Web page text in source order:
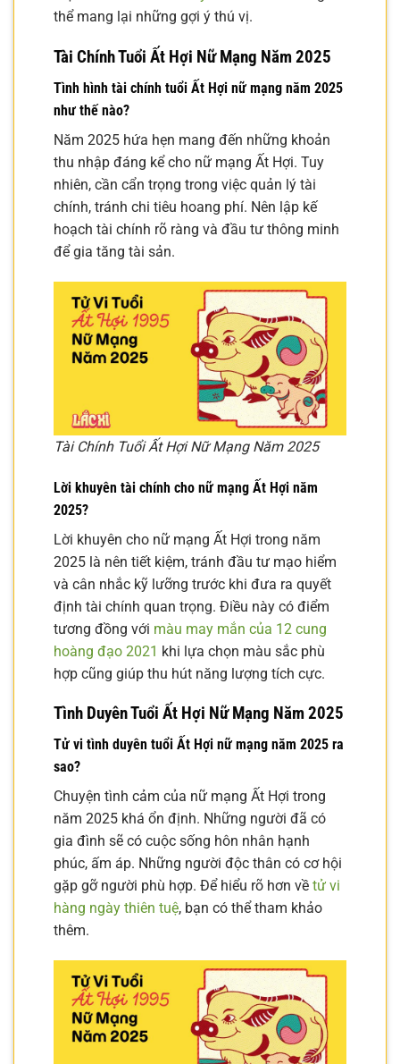
thể mang lại những gợi ý thú vị.
Tài Chính Tuổi Ất Hợi Nữ Mạng Năm 2025
Tình hình tài chính tuổi Ất Hợi nữ mạng năm 2025
như thế nào?
Năm 2025 hứa hẹn mang đến những khoản
thu nhập đáng kể cho nữ mạng Ất Hợi. Tuy
nhiên, cần cẩn trọng trong việc quản lý tài
chính, tránh chi tiêu hoang phí. Nên lập kế
hoạch tài chính rõ ràng và đầu tư thông minh
để gia tăng tài sản.
Tài Chính Tuổi Ất Hợi Nữ Mạng Năm 2025
Lời khuyên tài chính cho nữ mạng Ất Hợi năm
2025?
Lời khuyên cho nữ mạng Ất Hợi trong năm
2025 là nên tiết kiệm, tránh đầu tư mạo hiểm
và cân nhắc kỹ lưỡng trước khi đưa ra quyết
định tài chính quan trọng. Điều này có điểm
tương đồng với màu may mắn của 12 cung
hoàng đạo 2021 khi lựa chọn màu sắc phù
hợp cũng giúp thu hút năng lượng tích cực.
Tình Duyên Tuổi Ất Hợi Nữ Mạng Năm 2025
Tử vi tình duyên tuổi Ất Hợi nữ mạng năm 2025 ra
sao?
Chuyện tình cảm của nữ mạng Ất Hợi trong
năm 2025 khá ổn định. Những người đã có
gia đình sẽ có cuộc sống hôn nhân hạnh
phúc, ấm áp. Những người độc thân có cơ hội
gặp gỡ người phù hợp. Để hiểu rõ hơn về tử vi
hàng ngày thiên tuệ, bạn có thể tham khảo
thêm.